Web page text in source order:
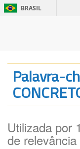
BRASIL
Palavra-
Utilizada por
de relevância